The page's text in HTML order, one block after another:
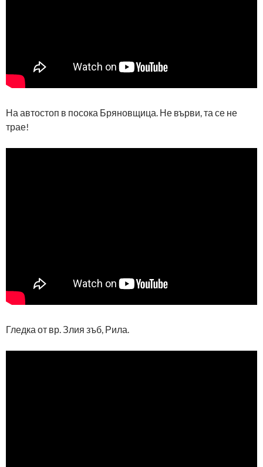
На автостоп в посока Бряновщица. Не върви, та се не
трае!
Гледка от вр. Злия зъб, Рила.